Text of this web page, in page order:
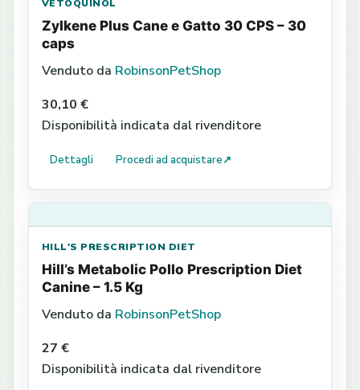
VETOQUINOL
Zylkene Plus Cane e Gatto 30 CPS – 30
caps
Venduto da RobinsonPetShop
30,10 €
Disponibilità indicata dal rivenditore
Dettagli Procedi ad acquistare↗
HILL'S PRESCRIPTION DIET
Hill’s Metabolic Pollo Prescription Diet
Canine – 1.5 Kg
Venduto da RobinsonPetShop
27 €
Disponibilità indicata dal rivenditore